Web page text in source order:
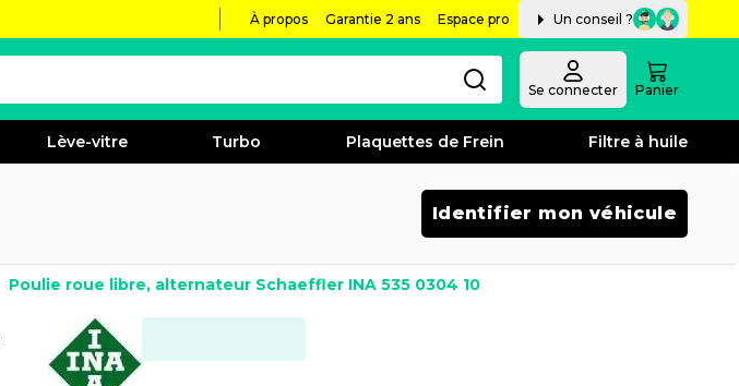
À propos Garantie 2 ans Espace pro Un conseil ?
Se connecter Panier
Lève-vitre Turbo Plaquettes de Frein Filtre à huile
Identifier mon véhicule
Poulie roue libre, alternateur Schaeffler INA 535 0304 10